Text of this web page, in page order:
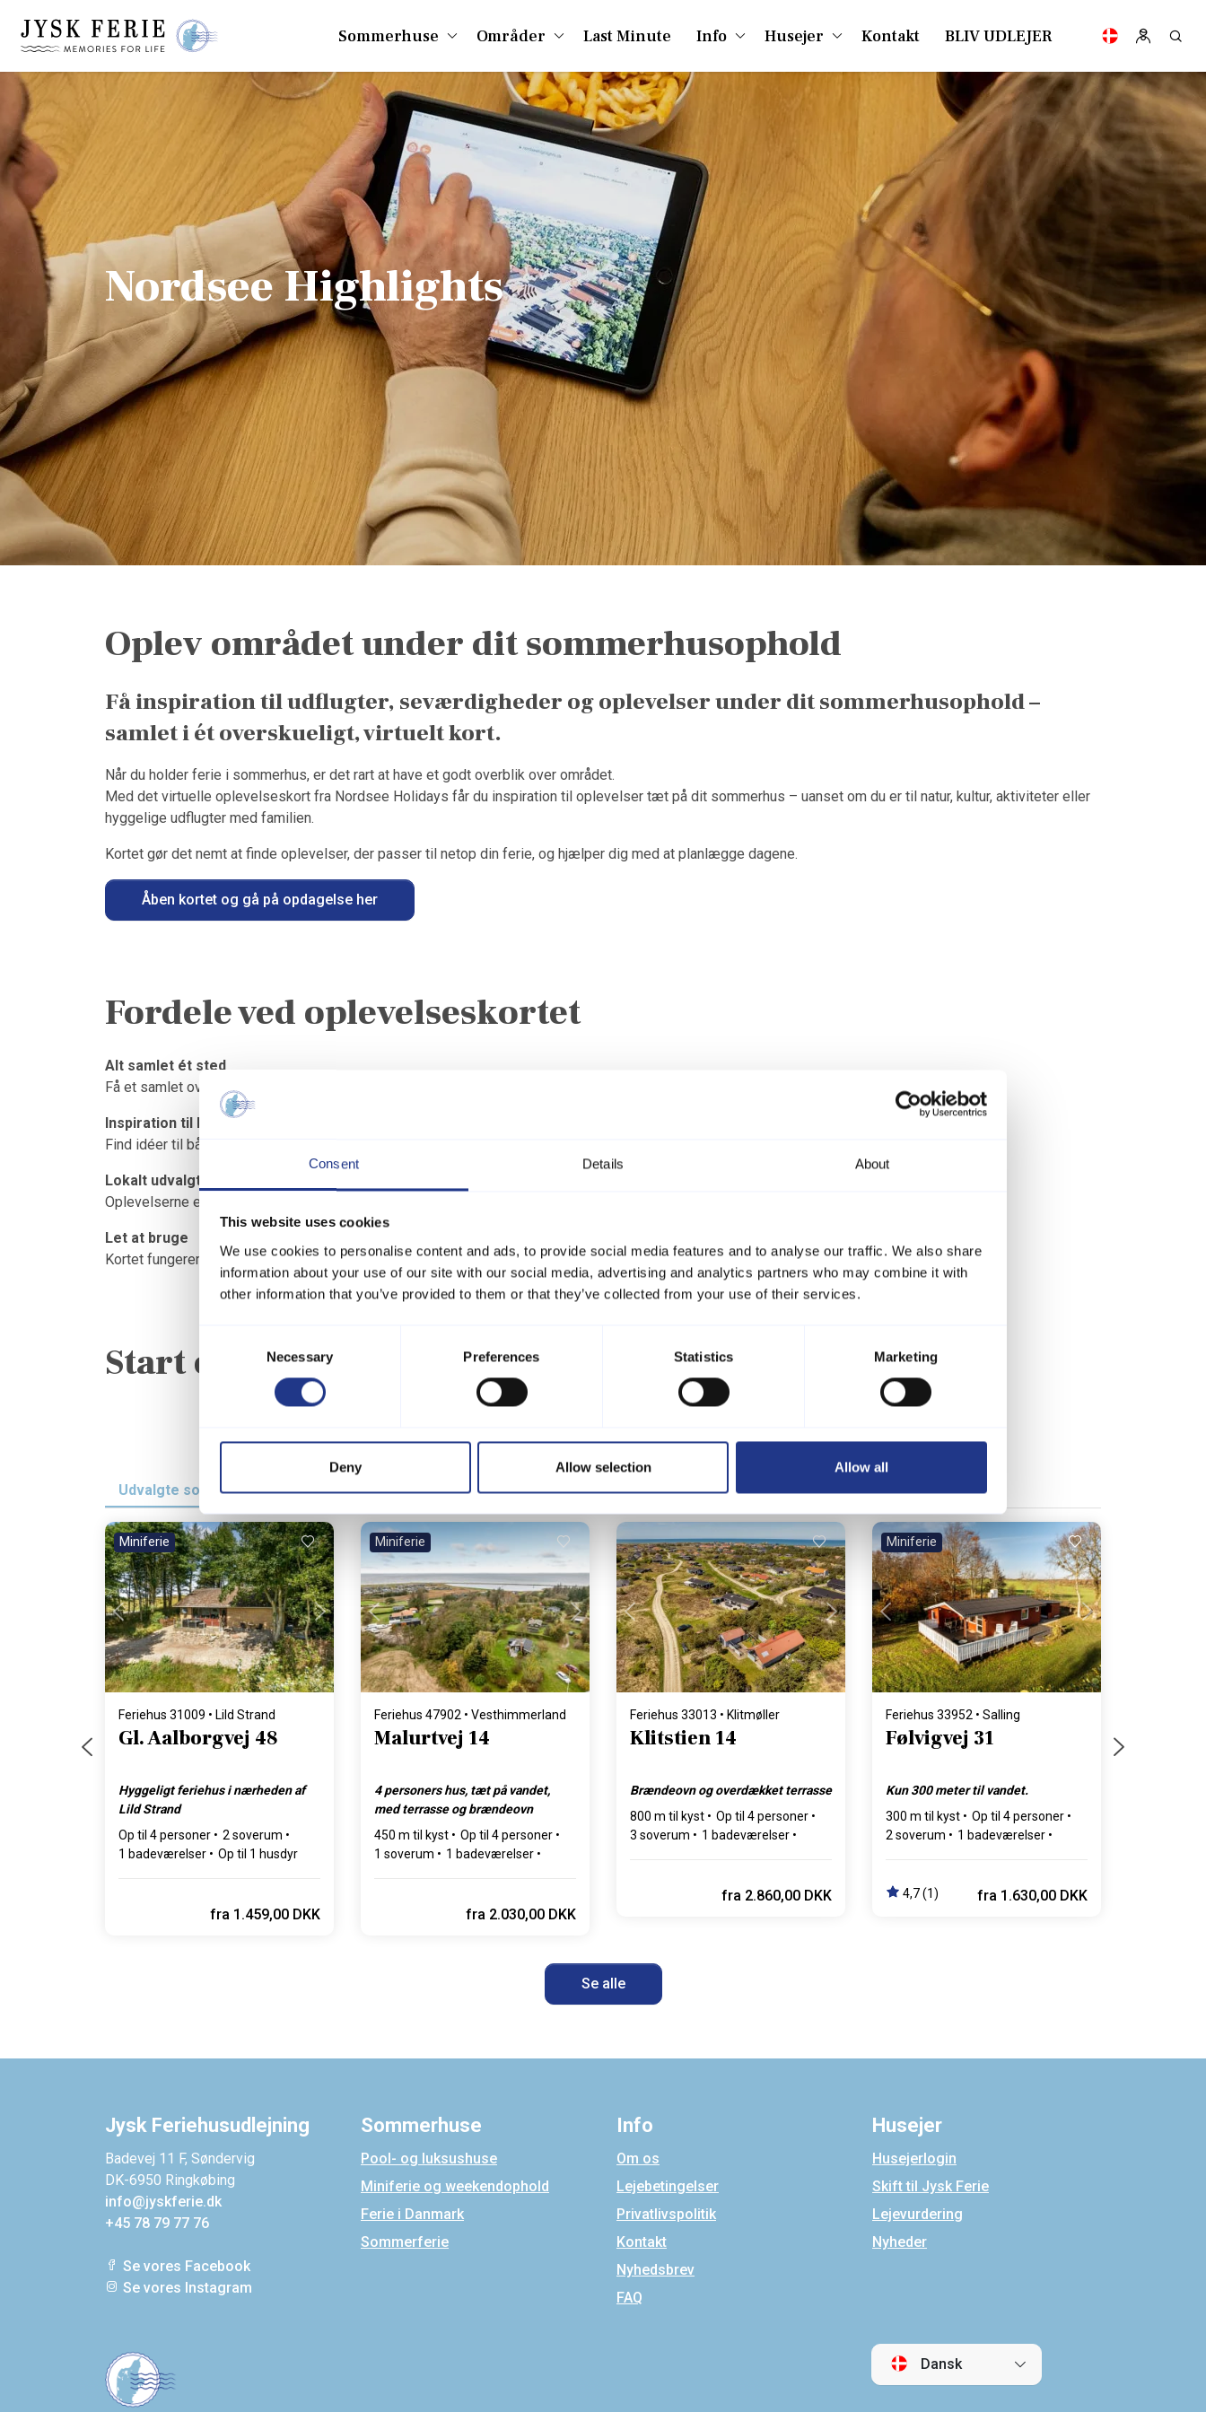
Consent Details About
This website uses cookies
We use cookies to personalise content and ads, to provide social media features and to analyse our traffic. We also share
information about your use of our site with our social media, advertising and analytics partners who may combine it with
other information that you’ve provided to them or that they’ve collected from your use of their services.
Selection
Necessary Preferences Statistics Marketing
Deny Allow selection Allow all
Sommerhuse Områder Last Minute Info Husejer Kontakt BLIV UDLEJER
Nordsee Highlights
Oplev området under dit sommerhusophold
Få inspiration til udflugter, seværdigheder og oplevelser under dit sommerhusophold –
samlet i ét overskueligt, virtuelt kort.
Når du holder ferie i sommerhus, er det rart at have et godt overblik over området.
Med det virtuelle oplevelseskort fra Nordsee Holidays får du inspiration til oplevelser tæt på dit sommerhus – uanset om du er til natur, kultur, aktiviteter eller
hyggelige udflugter med familien.
Kortet gør det nemt at finde oplevelser, der passer til netop din ferie, og hjælper dig med at planlægge dagene.
Åben kortet og gå på opdagelse her
Fordele ved oplevelseskortet
Alt samlet ét sted
Få et samlet overblik over områdets seværdigheder og oplevelser – præsenteret på et interaktivt kort.
Inspiration til hele ferien
Find idéer til både korte udflugter og heldagsoplevelser for hele familien.
Lokalt udvalgt indhold
Oplevelserne er udvalgt med fokus på det bedste, området har at byde på.
Let at bruge
Kortet fungerer på både mobil, tablet og computer – også når du er på farten.
Start eventyret her:
Udvalgte sommerhuse
Miniferie
Indlæser...
Feriehus 31009 • Lild Strand
Gl. Aalborgvej 48
Hyggeligt feriehus i nærheden af
Lild Strand
Op til 4 personer
2 soverum
1 badeværelser
Op til 1 husdyr
fra 1.459,00 DKK
Miniferie
Indlæser...
Feriehus 47902 • Vesthimmerland
Malurtvej 14
4 personers hus, tæt på vandet,
med terrasse og brændeovn
450 m til kyst
Op til 4 personer
1 soverum
1 badeværelser
fra 2.030,00 DKK
Indlæser...
Feriehus 33013 • Klitmøller
Klitstien 14
Brændeovn og overdækket terrasse
800 m til kyst
Op til 4 personer
3 soverum
1 badeværelser
fra 2.860,00 DKK
Miniferie
Indlæser...
Feriehus 33952 • Salling
Følvigvej 31
Kun 300 meter til vandet.
300 m til kyst
Op til 4 personer
2 soverum
1 badeværelser
4,7 (1) fra 1.630,00 DKK
Se alle
Jysk Feriehusudlejning
Badevej 11 F, Søndervig
DK-6950 Ringkøbing
info@jyskferie.dk
+45 78 79 77 76
Se vores Facebook
Se vores Instagram
Sommerhuse
Pool- og luksushuse
Miniferie og weekendophold
Ferie i Danmark
Sommerferie
Info
Om os
Lejebetingelser
Privatlivspolitik
Kontakt
Nyhedsbrev
FAQ
Husejer
Husejerlogin
Skift til Jysk Ferie
Lejevurdering
Nyheder
Dansk